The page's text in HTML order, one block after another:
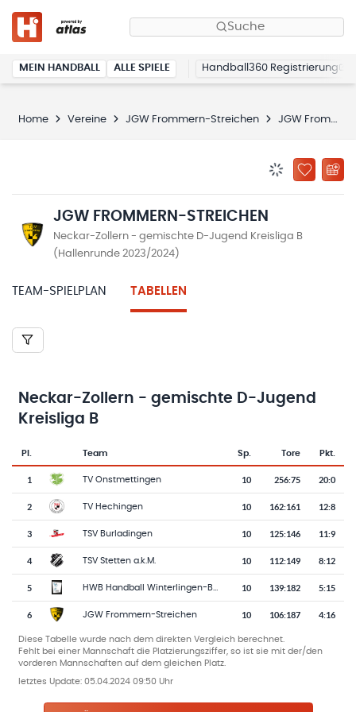
Suche
MEIN HANDBALL ALLE SPIELE Handball360 Registrierung
Home Vereine JGW Frommern-Streichen JGW Frommern-Streichen
ZU
JGW FROMMERN-STREICHEN
Neckar-Zollern - gemischte D-Jugend Kreisliga B
(Hallenrunde 2023/2024)
TEAM-SPIELPLAN TABELLEN
Neckar-Zollern - gemischte D-Jugend
Kreisliga B
Tabelle mit Vereinsplatzierungen, Spielen, Toren und Punkten
Pl.
Team-Logo
Team Sp. Tore Pkt.
1 TV Onstmettingen 10 256:75 20:0
2 TV Hechingen 10 162:161 12:8
3 TSV Burladingen 10 125:146 11:9
4 TSV Stetten a.k.M. 10 112:149 8:12
5 10 139:182 5:15
6 JGW Frommern-Streichen 10 106:187 4:16
Diese Tabelle wurde nach dem direkten Vergleich berechnet.
Fehlt bei einer Mannschaft die Platzierungsziffer, so ist sie mit der/den
vorderen Mannschaften auf dem gleichen Platz.
letztes Update: 05.04.2024 09:50 Uhr